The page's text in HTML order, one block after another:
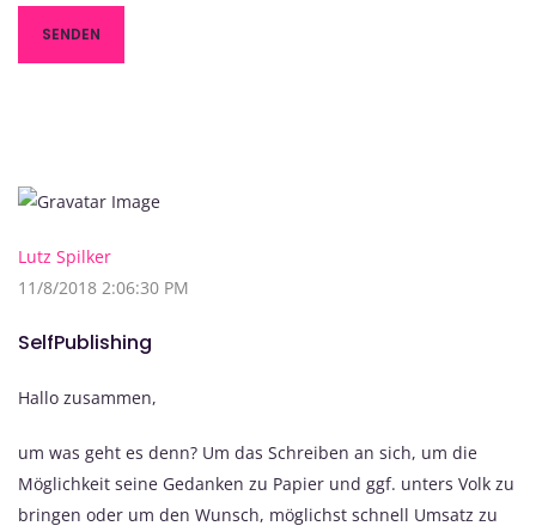
Lutz Spilker
11/8/2018 2:06:30 PM
SelfPublishing
Hallo zusammen,
um was geht es denn? Um das Schreiben an sich, um die
Möglichkeit seine Gedanken zu Papier und ggf. unters Volk zu
bringen oder um den Wunsch, möglichst schnell Umsatz zu